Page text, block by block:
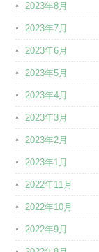
2023年8月
2023年7月
2023年6月
2023年5月
2023年4月
2023年3月
2023年2月
2023年1月
2022年11月
2022年10月
2022年9月